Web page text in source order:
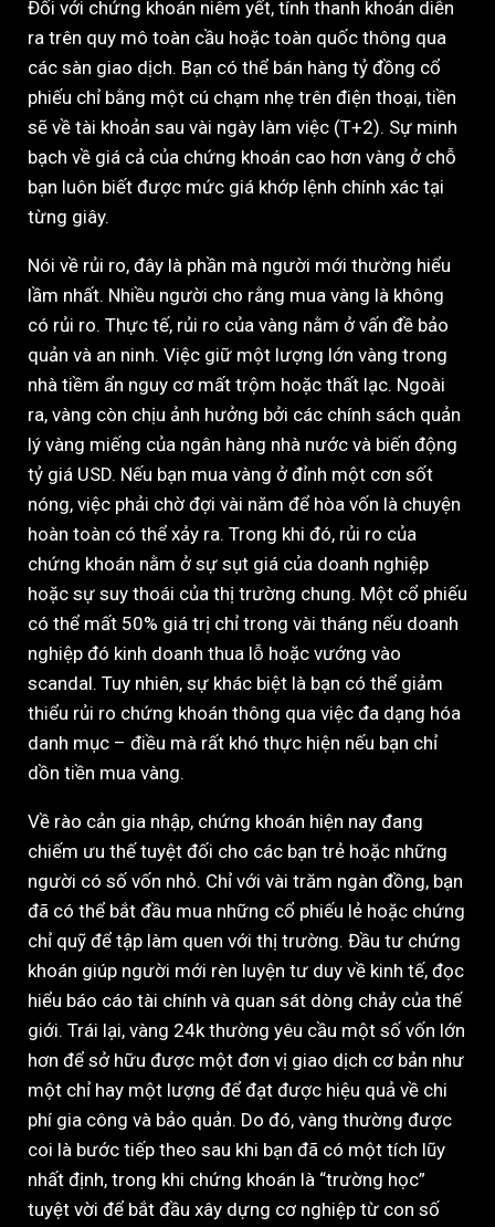
Đối với chứng khoán niêm yết, tính thanh khoản diễn
ra trên quy mô toàn cầu hoặc toàn quốc thông qua
các sàn giao dịch. Bạn có thể bán hàng tỷ đồng cổ
phiếu chỉ bằng một cú chạm nhẹ trên điện thoại, tiền
sẽ về tài khoản sau vài ngày làm việc (T+2). Sự minh
bạch về giá cả của chứng khoán cao hơn vàng ở chỗ
bạn luôn biết được mức giá khớp lệnh chính xác tại
từng giây.
Nói về rủi ro, đây là phần mà người mới thường hiểu
lầm nhất. Nhiều người cho rằng mua vàng là không
có rủi ro. Thực tế, rủi ro của vàng nằm ở vấn đề bảo
quản và an ninh. Việc giữ một lượng lớn vàng trong
nhà tiềm ẩn nguy cơ mất trộm hoặc thất lạc. Ngoài
ra, vàng còn chịu ảnh hưởng bởi các chính sách quản
lý vàng miếng của ngân hàng nhà nước và biến động
tỷ giá USD. Nếu bạn mua vàng ở đỉnh một cơn sốt
nóng, việc phải chờ đợi vài năm để hòa vốn là chuyện
hoàn toàn có thể xảy ra. Trong khi đó, rủi ro của
chứng khoán nằm ở sự sụt giá của doanh nghiệp
hoặc sự suy thoái của thị trường chung. Một cổ phiếu
có thể mất 50% giá trị chỉ trong vài tháng nếu doanh
nghiệp đó kinh doanh thua lỗ hoặc vướng vào
scandal. Tuy nhiên, sự khác biệt là bạn có thể giảm
thiểu rủi ro chứng khoán thông qua việc đa dạng hóa
danh mục – điều mà rất khó thực hiện nếu bạn chỉ
dồn tiền mua vàng.
Về rào cản gia nhập, chứng khoán hiện nay đang
chiếm ưu thế tuyệt đối cho các bạn trẻ hoặc những
người có số vốn nhỏ. Chỉ với vài trăm ngàn đồng, bạn
đã có thể bắt đầu mua những cổ phiếu lẻ hoặc chứng
chỉ quỹ để tập làm quen với thị trường. Đầu tư chứng
khoán giúp người mới rèn luyện tư duy về kinh tế, đọc
hiểu báo cáo tài chính và quan sát dòng chảy của thế
giới. Trái lại, vàng 24k thường yêu cầu một số vốn lớn
hơn để sở hữu được một đơn vị giao dịch cơ bản như
một chỉ hay một lượng để đạt được hiệu quả về chi
phí gia công và bảo quản. Do đó, vàng thường được
coi là bước tiếp theo sau khi bạn đã có một tích lũy
nhất định, trong khi chứng khoán là “trường học”
tuyệt vời để bắt đầu xây dựng cơ nghiệp từ con số